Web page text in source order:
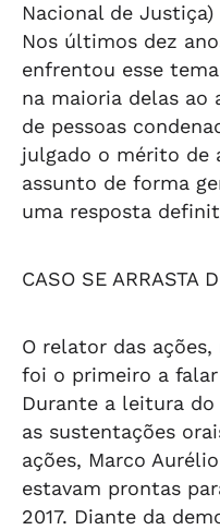
Nacional de
Nos últimos dez
enfrentou esse
na maioria delas ao
de pessoas
julgado o mérito de
assunto de forma
uma resposta
CASO SE ARRASTA
O relator das
foi o primeiro a
Durante a leitura
as sustentações
ações, Marco
estavam prontas
2017. Diante da